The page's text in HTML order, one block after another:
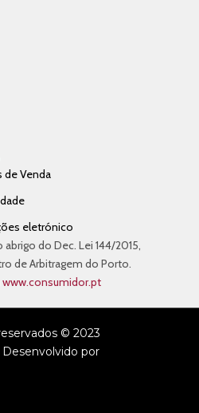
de Venda
eletrónico
do Dec. Lei 144/2015,
de Arbitragem do Porto.
www.consumidor.pt
© 2023
Desenvolvido por